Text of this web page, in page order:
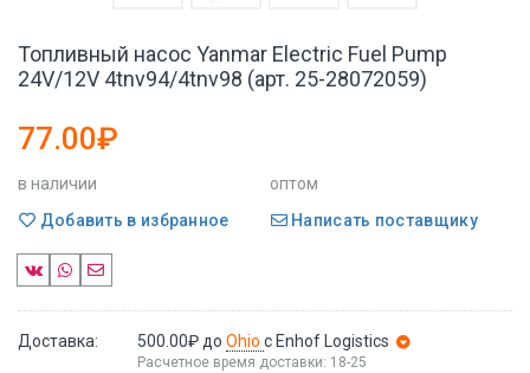
Топливный насос Yanmar Electric Fuel Pump
24V/12V 4tnv94/4tnv98 (арт. 25-28072059)
77.00₽
в наличии
оптом
Добавить в избранное
Написать поставщику
Доставка: 500.00₽ до Ohio с Enhof Logistics
Расчетное время доставки: 18-25